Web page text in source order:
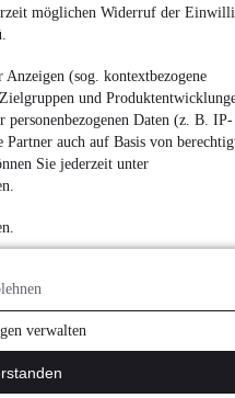
möglichen Widerruf der
(sog. kontextbezogene
und
Daten (z. B. IP-
auch auf Basis von
Sie jederzeit unter
verwalten